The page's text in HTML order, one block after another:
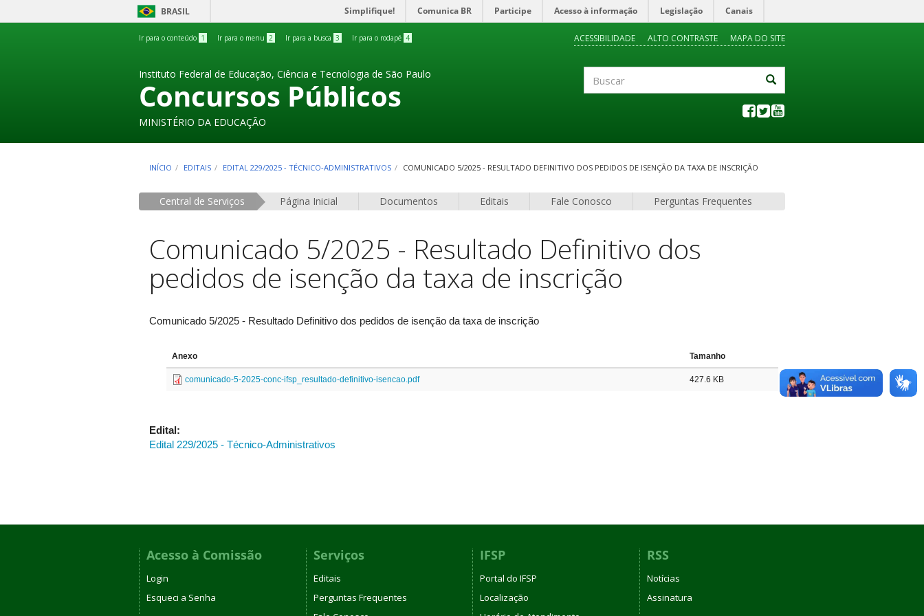
BRASIL Simplifique! Comunica BR Participe Acesso à informação Legislação Canais
Ir para o conteúdo 1 Ir para o menu 2 Ir para a busca 3 Ir para o rodapé 4 ACESSIBILIDADE ALTO CONTRASTE MAPA DO SITE
Instituto Federal de Educação, Ciência e Tecnologia de São Paulo
Concursos Públicos
MINISTÉRIO DA EDUCAÇÃO
INÍCIO EDITAIS EDITAL 229/2025 - TÉCNICO-ADMINISTRATIVOS COMUNICADO 5/2025 - RESULTADO DEFINITIVO DOS PEDIDOS DE ISENÇÃO DA TAXA DE INSCRIÇÃO
Central de Serviços Página Inicial Documentos Editais Fale Conosco Perguntas Frequentes
Comunicado 5/2025 - Resultado Definitivo dos
pedidos de isenção da taxa de inscrição
Comunicado 5/2025 - Resultado Definitivo dos pedidos de isenção da taxa de inscrição
Anexo Tamanho
comunicado-5-2025-conc-ifsp_resultado-definitivo-isencao.pdf 427.6 KB
Edital:
Edital 229/2025 - Técnico-Administrativos
Acesso à Comissão
Login
Esqueci a Senha
Serviços
Editais
Perguntas Frequentes
IFSP
Portal do IFSP
Localização
RSS
Notícias
Assinatura